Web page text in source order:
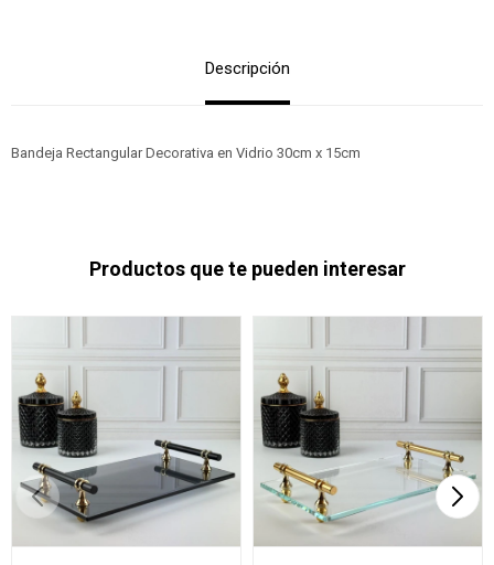
Descripción
Bandeja Rectangular Decorativa en Vidrio 30cm x 15cm
Productos que te pueden interesar